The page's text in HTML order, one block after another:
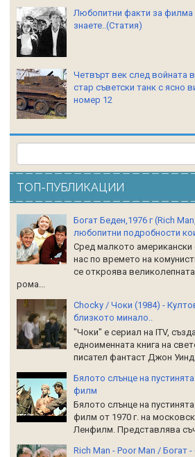
Любопитни факти за филма
знаете..(Статия)
Четвърт век след войната
стар съветски танк с ясно
номер 12
ТОП-ПУБЛИКАЦИИ
Богат Беден,1976 г (Rich
любопитни подробности
Сред малкото американски
нас по времето на
се откроява
рома...
Chocky / Чоки (1984) -
близкото минало..
"Чоки" е сериал на ITV,
едноименната книга на
писател фантаст Джон
Бялото слънце на
филм
Бялото слънце на
филм от 1970 г. на
Ленфилм. Представлява
Rich Man - Poor Man / Богат